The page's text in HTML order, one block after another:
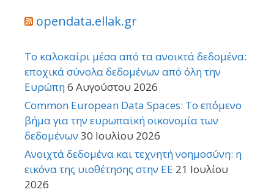
opendata.ellak.gr
Το καλοκαίρι μέσα από τα ανοικτά δεδομένα:
εποχικά σύνολα δεδομένων από όλη την
Ευρώπη6 Αυγούστου 2026
Common European Data Spaces: Το επόμενο
βήμα για την ευρωπαϊκή οικονομία των
δεδομένων 30 Ιουλίου 2026
Ανοιχτά δεδομένα και τεχνητή νοημοσύνη: η
εικόνα της υιοθέτησης στην ΕΕ 21 Ιουλίου
2026